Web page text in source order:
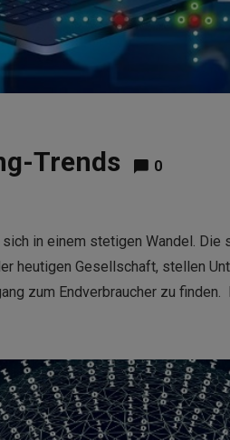
Trends 0
in einem stetigen Wandel. Die
heutigen Gesellschaft, stellen
zum Endverbraucher zu finden.